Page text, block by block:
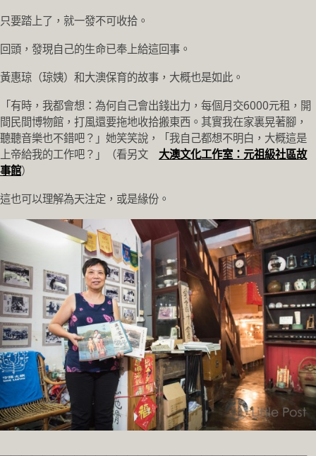
只要踏上了，就一發不可收拾。
回頭，發現自己的生命已奉上給這回事。
黃惠琼（琼姨）和大澳保育的故事，大概也是如此。
「有時，我都會想：為何自己會出錢出力，每個月交6000元租，開
間民間博物館，打風還要拖地收拾搬東西。其實我在家裏晃著腳，
聽聽音樂也不錯吧？」她笑笑說，「我自己都想不明白，大概這是
上帝給我的工作吧？」（看另文 大澳文化工作室：元祖級社區故
事館）
這也可以理解為天注定，或是緣份。